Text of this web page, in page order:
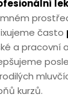
často
a pracovní
kurzů.